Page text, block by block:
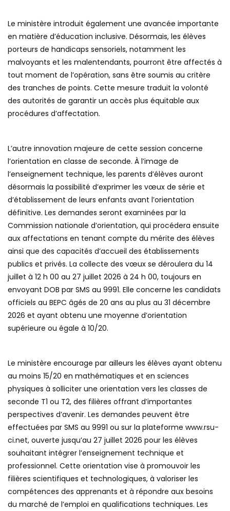
Le ministère introduit également une avancée importante
en matière d’éducation inclusive. Désormais, les élèves
porteurs de handicaps sensoriels, notamment les
malvoyants et les malentendants, pourront être affectés à
tout moment de l’opération, sans être soumis au critère
des tranches de points. Cette mesure traduit la volonté
des autorités de garantir un accès plus équitable aux
procédures d’affectation.
L’autre innovation majeure de cette session concerne
l’orientation en classe de seconde. À l’image de
l’enseignement technique, les parents d’élèves auront
désormais la possibilité d’exprimer les vœux de série et
d’établissement de leurs enfants avant l’orientation
définitive. Les demandes seront examinées par la
Commission nationale d’orientation, qui procédera ensuite
aux affectations en tenant compte du mérite des élèves
ainsi que des capacités d’accueil des établissements
publics et privés. La collecte des vœux se déroulera du 14
juillet à 12 h 00 au 27 juillet 2026 à 24 h 00, toujours en
envoyant DOB par SMS au 9991. Elle concerne les candidats
officiels au BEPC âgés de 20 ans au plus au 31 décembre
2026 et ayant obtenu une moyenne d’orientation
supérieure ou égale à 10/20.
Le ministère encourage par ailleurs les élèves ayant obtenu
au moins 15/20 en mathématiques et en sciences
physiques à solliciter une orientation vers les classes de
seconde T1 ou T2, des filières offrant d’importantes
perspectives d’avenir. Les demandes peuvent être
effectuées par SMS au 9991 ou sur la plateforme www.rsu-
ci.net, ouverte jusqu’au 27 juillet 2026 pour les élèves
souhaitant intégrer l’enseignement technique et
professionnel. Cette orientation vise à promouvoir les
filières scientifiques et technologiques, à valoriser les
compétences des apprenants et à répondre aux besoins
du marché de l’emploi en qualifications techniques. Les